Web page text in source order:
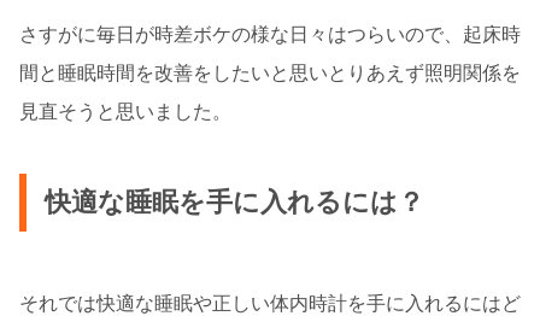
さすがに毎日が時差ボケの様な日々はつらいので、起床時
間と睡眠時間を改善をしたいと思いとりあえず照明関係を
見直そうと思いました。
快適な睡眠を手に入れるには？
それでは快適な睡眠や正しい体内時計を手に入れるにはど